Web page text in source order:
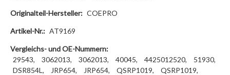
Originalteil-Hersteller: COEPRO
Artikel-Nr.: AT9169
Vergleichs- und OE-Nummern:
29543,
3062013, 3062013, 40045, 4425012520,
51930,
DSR854L,
JRP654, JRP654, QSRP1019,
QSRP1019,